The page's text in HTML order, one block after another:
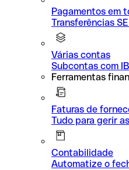
Pagamentos em
Transferências
Várias contas
Subcontas com
Ferramentas
Faturas de
Tudo para gerir
Contabilidade
Automatize o